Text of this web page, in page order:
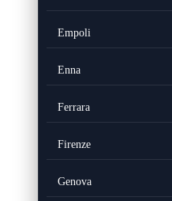
Empoli
Enna
Ferrara
Firenze
Genova